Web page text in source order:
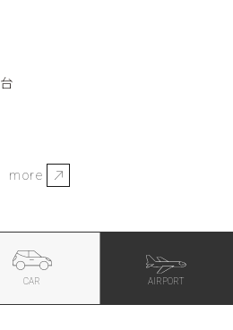
台
more
CAR AIRPORT